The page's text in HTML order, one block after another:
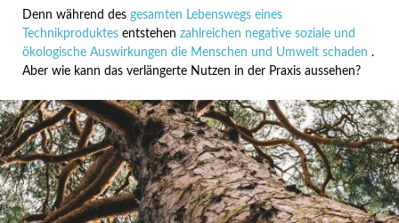
Denn während des gesamten Lebenswegs eines
Technikproduktesentstehen zahlreichen negative soziale und
ökologische Auswirkungen die Menschen und Umwelt schaden .
Aber wie kann das verlängerte Nutzen in der Praxis aussehen?